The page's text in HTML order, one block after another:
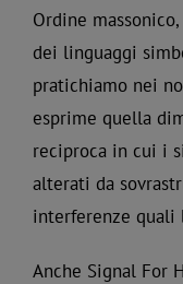
Ordine
dei linguaggi
pratichiamo nei
esprime quella
reciproca in cui i
alterati da
interferenze quali
Anche Signal For